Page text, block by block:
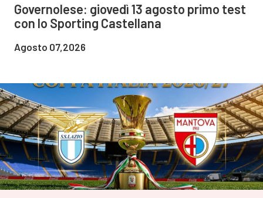
Governolese: giovedì 13 agosto primo test
con lo Sporting Castellana
Agosto 07,2026